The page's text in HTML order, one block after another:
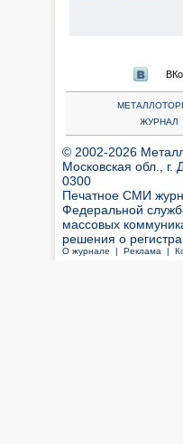
ЖУРНАЛ
© 2002-2026
Московская обл.,
0300
Печатное СМИ
Федеральной
массовых
решения о
О журнале | Реклама |